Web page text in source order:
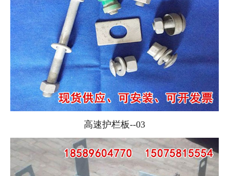
高速护栏板--03